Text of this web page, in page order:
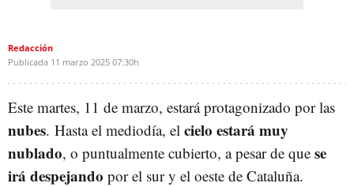
Redacción
Publicada 11 marzo 2025 07:30h
Este martes, 11 de marzo, estará protagonizado por las
nubes. Hasta el mediodía, el cielo estará muy
nublado, o puntualmente cubierto, a pesar de que se
irá despejando por el sur y el oeste de Cataluña.